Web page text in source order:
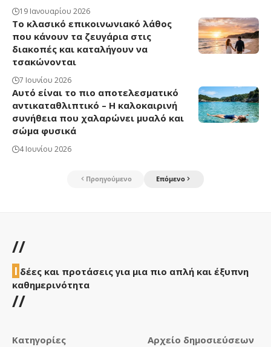
19 Ιανουαρίου 2026
Το κλασικό επικοινωνιακό λάθος
που κάνουν τα ζευγάρια στις
διακοπές και καταλήγουν να
τσακώνονται
7 Ιουνίου 2026
Αυτό είναι το πιο αποτελεσματικό
αντικαταθλιπτικό – Η καλοκαιρινή
συνήθεια που χαλαρώνει μυαλό και
σώμα φυσικά
4 Ιουνίου 2026
Προηγούμενο Επόμενο
//
Ι δέες και προτάσεις για μια πιο απλή και έξυπνη
καθημερινότητα
//
Κατηγορίες Αρχείο δημοσιεύσεων